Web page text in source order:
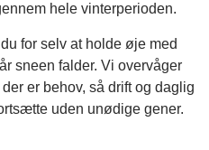
hele vinterperioden.
for selv at holde øje med
sneen falder. Vi overvåger
er behov, så drift og daglig
uden unødige gener.